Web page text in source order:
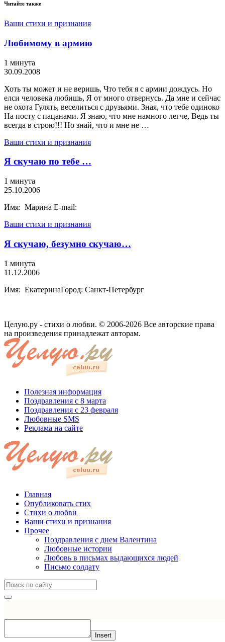
Читайте также
Ваши стихи и признания
Любимому в армию
1 минута
30.09.2008
Хоть ты может и не веришь, Что тебя я с армии дождусь. Но
елси человека любишь, Я от много отвернусь. Да мне и сейчас
не охота Гулять, веселиться с друзьями. Зная, что тебе одиноко
На посту с пацанами. Я знаю, что мне намного легче, Ведь ты
всегда в строю!!! Но знай, что и мне не …
Ваши стихи и признания
Я скучаю по тебе …
1 минута
25.10.2006
Имя: Марина E-mail:
Ваши стихи и признания
Я скучаю, безумно скучаю…
1 минута
11.12.2006
Имя: ЕкатеринаГород: Санкт-Петербург
Целую.ру - стихи о любви. © 2006-2026 Все авторские права
на произведения принадлежат авторам.
Полезная информация
Поздравления с 8 марта
Поздравления с 23 февраля
Любовные SMS
Реклама на сайте
Главная
Опубликовать стих
Стихи о любви
Ваши стихи и признания
Прочее
Поздравления с днем Валентина
Любовные истории
Любовь в письмах выдающихся людей
Письмо солдату
Insert